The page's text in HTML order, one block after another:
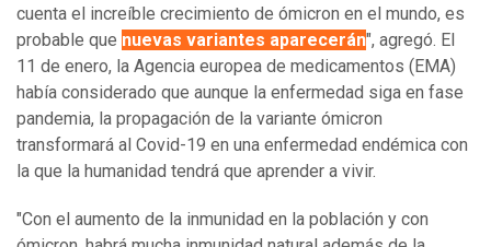
cuenta el increíble crecimiento de ómicron en el mundo, es
probable que nuevas variantes aparecerán", agregó. El
11 de enero, la Agencia europea de medicamentos (EMA)
había considerado que aunque la enfermedad siga en fase
pandemia, la propagación de la variante ómicron
transformará al Covid-19 en una enfermedad endémica con
la que la humanidad tendrá que aprender a vivir.
"Con el aumento de la inmunidad en la población y con